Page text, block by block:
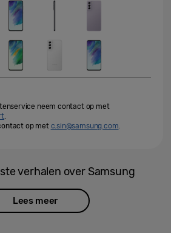
neem contact op met
.
op met c.sin@samsung.com.
verhalen over Samsung
Lees meer